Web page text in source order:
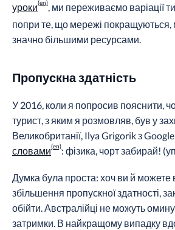
уроки
, ми переживаємо варіації
попри те, що мережі покращуються,
значно більшими ресурсами.
Пропускна здатність
У 2016, коли я попросив пояснити,
турист, з яким я розмовляв, був у
Великобританії, Ilya Grigorik з Google
словами
: фізика, чорт забирай!
Думка була проста: хоч ви й можете
збільшення пропускної здатності,
обійти. Австралійці не можуть
затримки. В найкращому випадку